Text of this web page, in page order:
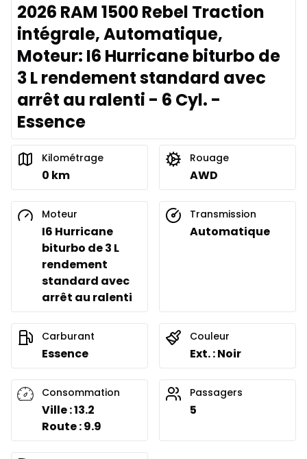
2026 RAM 1500 Rebel Traction
intégrale, Automatique,
Moteur: I6 Hurricane biturbo de
3 L rendement standard avec
arrêt au ralenti - 6 Cyl. -
Essence
Kilométrage
0 km
Rouage
AWD
Moteur
I6 Hurricane
biturbo de 3 L
rendement
standard avec
arrêt au ralenti
Transmission
Automatique
Carburant
Essence
Couleur
Ext. : Noir
Consommation
Ville : 13.2
Route : 9.9
Passagers
5